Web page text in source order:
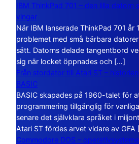
IBM ThinkPad 701 – den lilla datorn
vingar
När IBM lanserade ThinkPad 701
problemet med små bärbara
sätt. Datorns delade tangentbord
sig när locket öppnades och […]
Från stordator till Atari ST –
BASIC
BASIC skapades på 1960-talet för
programmering tillgänglig för
senare det självklara språket i
Atari ST fördes arvet vidare av GFA
Commodore DOS –